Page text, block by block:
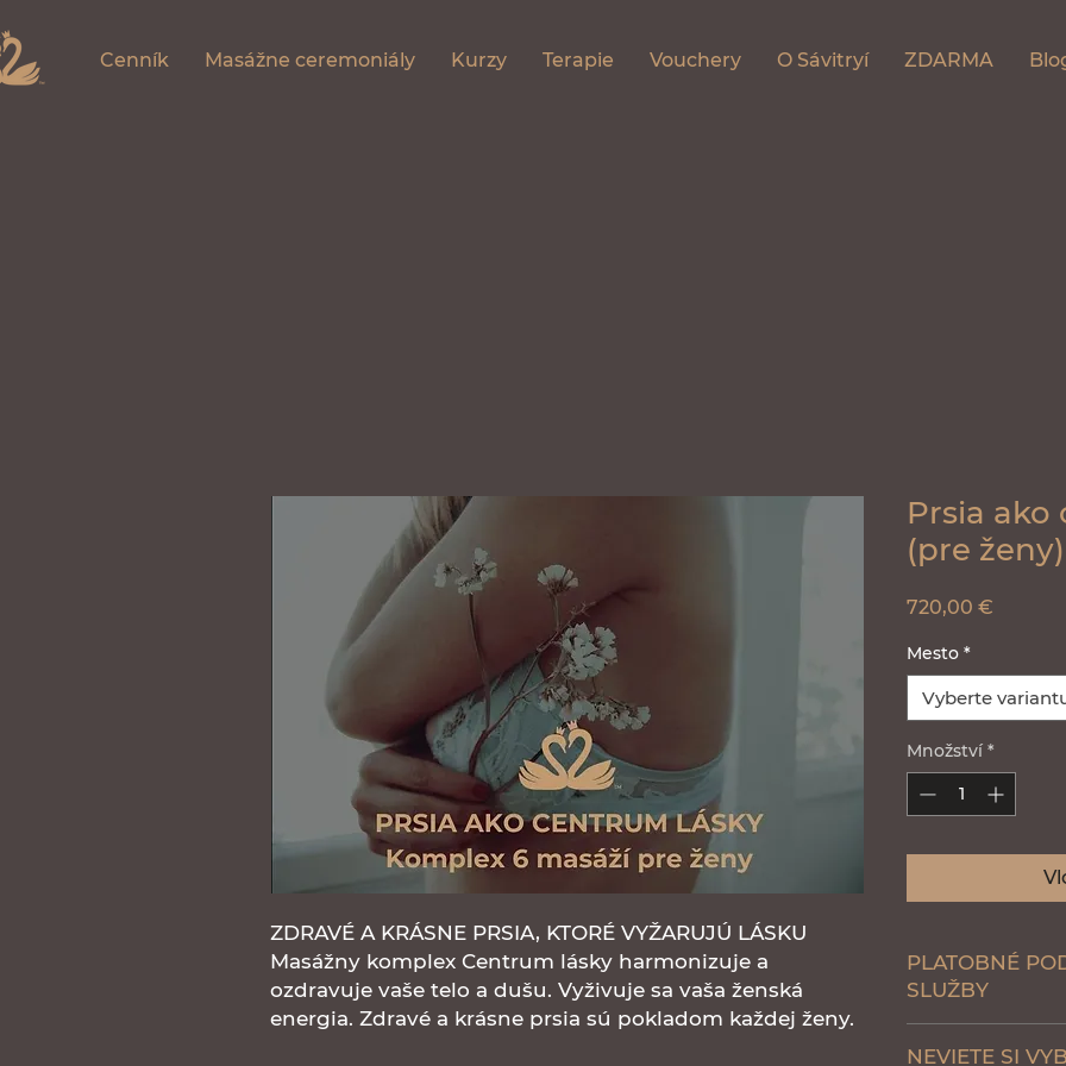
Cenník Masážne ceremoniály Kurzy Terapie Vouchery O Sávitryí ZDARMA
ZDRAVÉ A KRÁSNE PRSIA, KTORÉ VYŽARUJÚ LÁSKU
Masážny komplex Centrum lásky harmonizuje a
ozdravuje vaše telo a dušu. Vyživuje sa vaša ženská
energia. Zdravé a krásne prsia sú pokladom každej ženy.
Prsia ako
(pre ženy)
720,00 €
Mesto *
Vyberte
Množství *
PLATOBNÉ
SLUŽBY
alebo čerpanie
NEVIETE SI